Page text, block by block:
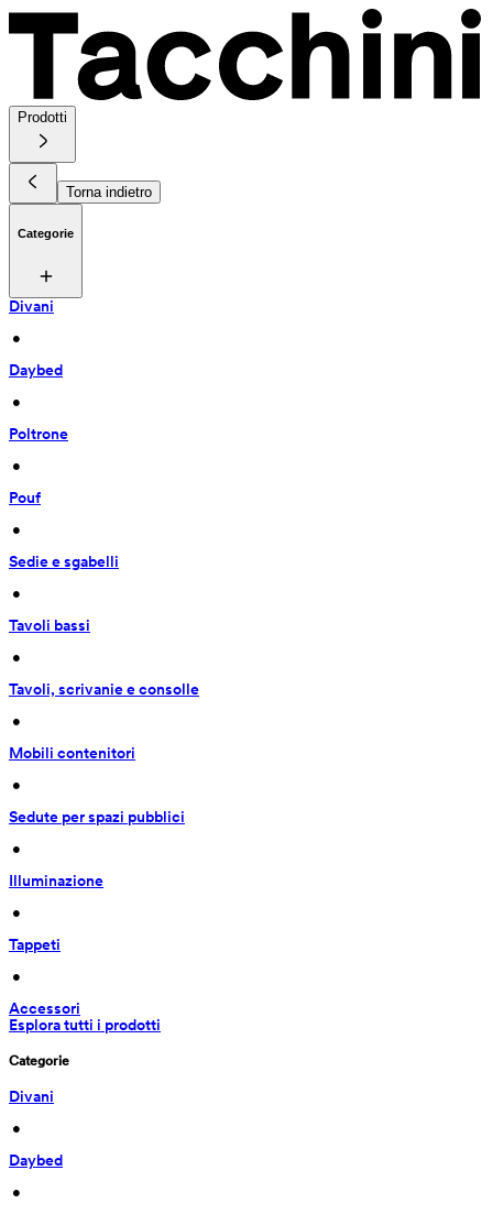
Prodotti
Torna indietro
Categorie
Divani
•
Daybed
•
Poltrone
•
Pouf
•
Sedie e sgabelli
•
Tavoli bassi
•
Tavoli, scrivanie e consolle
•
Mobili contenitori
•
Sedute per spazi pubblici
•
Illuminazione
•
Tappeti
•
Accessori
Esplora tutti i prodotti
Categorie
Divani
•
Daybed
•